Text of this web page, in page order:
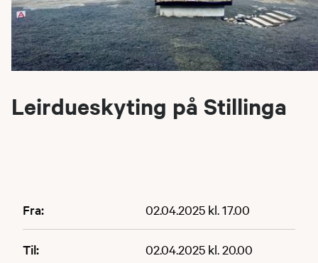
Leirdueskyting på Stillinga
Fra: 02.04.2025 kl. 17.00
Til: 02.04.2025 kl. 20.00